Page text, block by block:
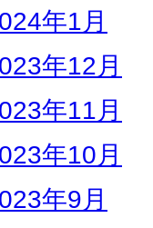
年1月
年12月
年11月
年10月
年9月